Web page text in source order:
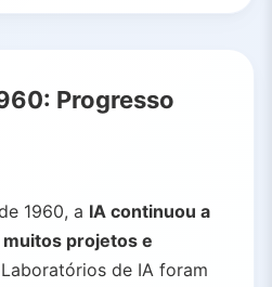
Progresso
1960, a IA continuou a
projetos e
de IA foram